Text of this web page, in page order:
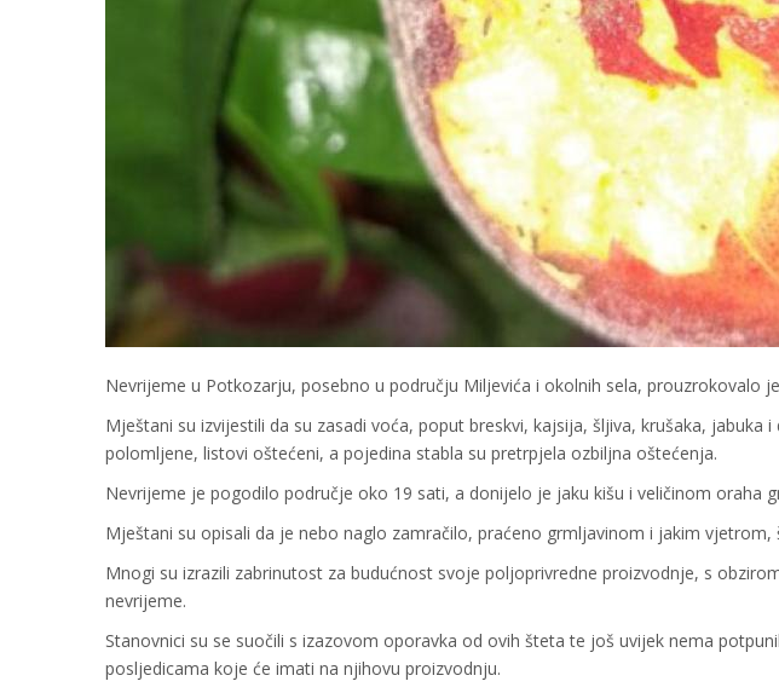
Nevrijeme u Potkozarju, posebno u području Miljevića i okolnih sela, prouzrokovalo
Mještani su izvijestili da su zasadi voća, poput breskvi, kajsija, šljiva, krušaka, jabuka
polomljene, listovi oštećeni, a pojedina stabla su pretrpjela ozbiljna oštećenja.
Nevrijeme je pogodilo područje oko 19 sati, a donijelo je jaku kišu i veličinom oraha
Mještani su opisali da je nebo naglo zamračilo, praćeno grmljavinom i jakim
Mnogi su izrazili zabrinutost za budućnost svoje poljoprivredne proizvodnje, s
nevrijeme.
Stanovnici su se suočili s izazovom oporavka od ovih šteta te još uvijek nema
posljedicama koje će imati na njihovu proizvodnju.